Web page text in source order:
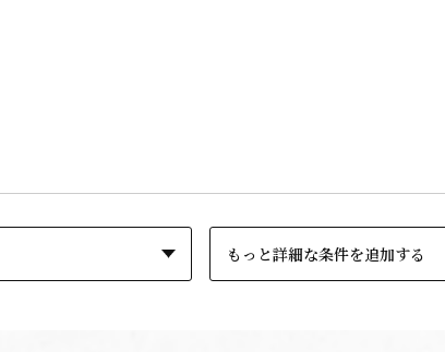
もっと詳細な条件を追加する